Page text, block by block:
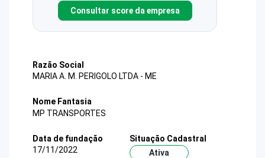
Consultar score da empresa
Razão Social
MARIA A. M. PERIGOLO LTDA - ME
Nome Fantasia
MP TRANSPORTES
Data de fundação
17/11/2022
Situação Cadastral
Ativa